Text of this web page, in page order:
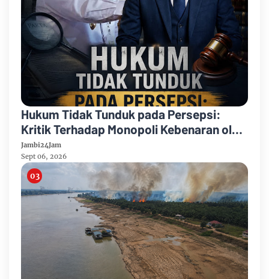
Hukum Tidak Tunduk pada Persepsi:
Kritik Terhadap Monopoli Kebenaran oleh
Media dan Aktivis
Jambi24Jam
Sept 06, 2026